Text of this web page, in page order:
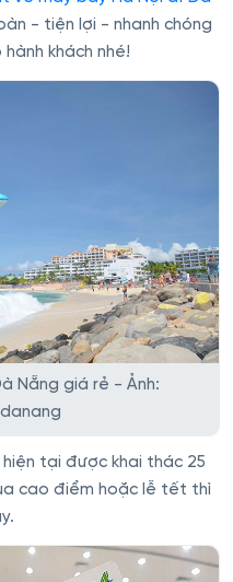
- tiện lợi - nhanh chóng
khách nhé!
Nẵng giá rẻ - Ảnh:
hiện tại được khai thác 25
cao điểm hoặc lễ tết thì